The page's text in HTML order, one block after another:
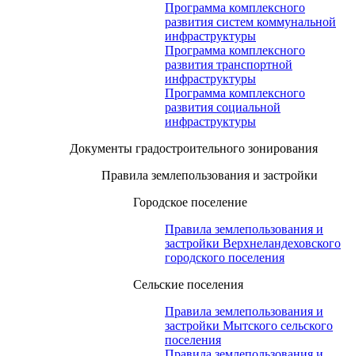
Программа комплексного
развития систем коммунальной
инфраструктуры
Программа комплексного
развития транспортной
инфраструктуры
Программа комплексного
развития социальной
инфраструктуры
Документы градостроительного зонирования
Правила землепользования и застройки
Городское поселение
Правила землепользования и
застройки Верхнеландеховского
городского поселения
Сельские поселения
Правила землепользования и
застройки Мытского сельского
поселения